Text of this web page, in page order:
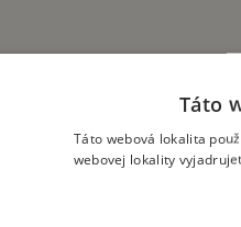
akýkoľvek šport
Táto
Táto webová lokalita
webovej lokality